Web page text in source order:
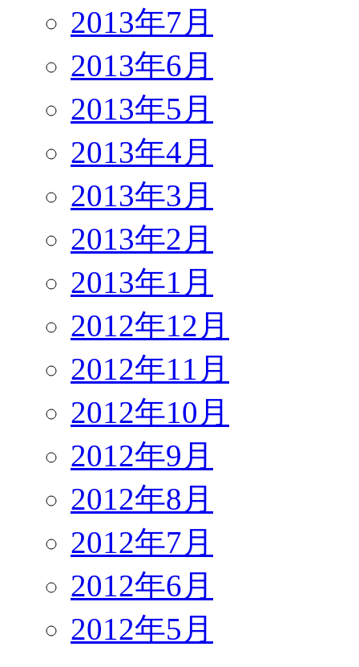
2013年7月
2013年6月
2013年5月
2013年4月
2013年3月
2013年2月
2013年1月
2012年12月
2012年11月
2012年10月
2012年9月
2012年8月
2012年7月
2012年6月
2012年5月